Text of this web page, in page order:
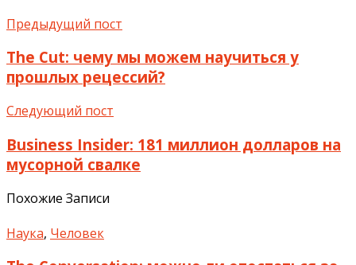
Предыдущий пост
The Cut: чему мы можем научиться у
прошлых рецессий?
Следующий пост
Business Insider: 181 миллион долларов на
мусорной свалке
Похожие Записи
Наука, Человек